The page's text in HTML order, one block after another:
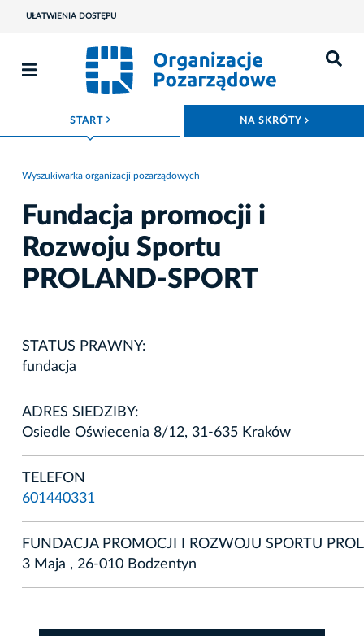
UŁATWIENIA DOSTĘPU
START ROZWIŃ MENU NA SKRÓTY
Wyszukiwarka organizacji pozarządowych
Fundacja promocji i
Rozwoju Sportu
PROLAND-SPORT
STATUS PRAWNY:
fundacja
ADRES SIEDZIBY:
Osiedle Oświecenia 8/12, 31-635 Kraków
TELEFON
601440331
FUNDACJA PROMOCJI I ROZWOJU SPORTU
3 Maja , 26-010 Bodzentyn